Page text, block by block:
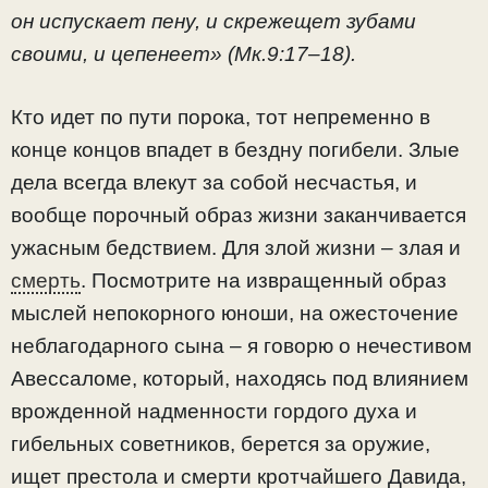
он испускает пену, и скрежещет зубами
своими, и цепенеет» (Мк.9:17–18).
Кто идет по пути порока, тот непременно в
конце концов впадет в бездну погибели. Злые
дела всегда влекут за собой несчастья, и
вообще порочный образ жизни заканчивается
ужасным бедствием. Для злой жизни – злая и
смерть. Посмотрите на извращенный образ
мыслей непокорного юноши, на ожесточение
неблагодарного сына – я говорю о нечестивом
Авессаломе, который, находясь под влиянием
врожденной надменности гордого духа и
гибельных советников, берется за оружие,
ищет престола и смерти кротчайшего Давида,